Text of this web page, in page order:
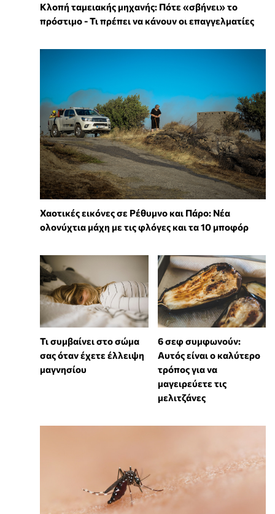
Κλοπή ταμειακής μηχανής: Πότε «σβήνει» το
πρόστιμο - Τι πρέπει να κάνουν οι επαγγελματίες
Χαοτικές εικόνες σε Ρέθυμνο και Πάρο: Νέα
ολονύχτια μάχη με τις φλόγες και τα 10 μποφόρ
Τι συμβαίνει στο σώμα
σας όταν έχετε έλλειψη
μαγνησίου
6 σεφ συμφωνούν:
Αυτός είναι ο καλύτερο
τρόπος για να
μαγειρεύετε τις
μελιτζάνες